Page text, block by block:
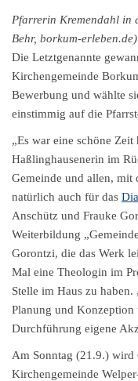
Pfarrerin Kremendahl in
Behr, borkum-erleben.de)
Die Letztgenannte
Kirchengemeinde
Bewerbung und wählte
einstimmig auf die
„Es war eine schöne
Haßlinghausenerin im
Gemeinde und allen, mit
natürlich auch für das
Anschütz und Frauke
Weiterbildung
Gorontzi, die das Werk
Mal eine Theologin im
Stelle im Haus zu
Planung und Konzeption
Durchführung eigene
Am Sonntag (21.9.)
Kirchengemeinde